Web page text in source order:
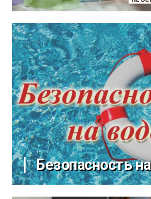
Безопасность